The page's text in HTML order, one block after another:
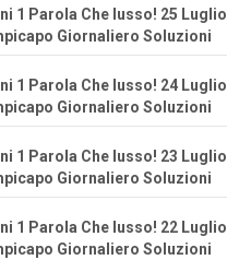
1 Parola Che lusso! 25 Luglio
Giornaliero Soluzioni
1 Parola Che lusso! 24 Luglio
Giornaliero Soluzioni
1 Parola Che lusso! 23 Luglio
Giornaliero Soluzioni
1 Parola Che lusso! 22 Luglio
Giornaliero Soluzioni